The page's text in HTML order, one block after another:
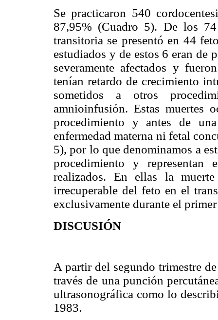
Se practicaron 540
87,95% (Cuadro 5). De los
transitoria se presentó en 44
estudiados y de estos 6 eran de
severamente afectados y
tenían retardo de crecimiento
sometidos a otros
amnioinfusión. Estas muertes
procedimiento y antes de
enfermedad materna ni fetal
5), por lo que denominamos a
procedimiento y
realizados. En ellas la
irrecuperable del feto en el
exclusivamente durante el
DISCUSIÓN
A partir del segundo trimestre
través de una punción
ultrasonográfica como lo
1983.